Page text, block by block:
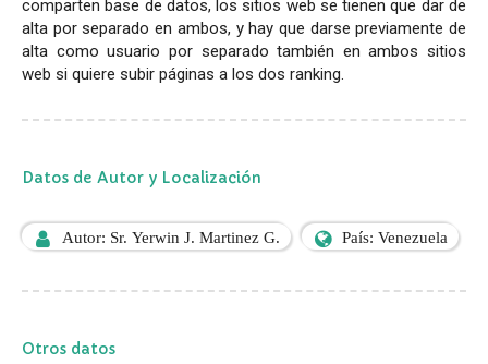
comparten base de datos, los sitios web se tienen que dar de
alta por separado en ambos, y hay que darse previamente de
alta como usuario por separado también en ambos sitios
web si quiere subir páginas a los dos ranking.
Datos de Autor y Localización
Autor: Sr. Yerwin J. Martinez G. País: Venezuela
Otros datos